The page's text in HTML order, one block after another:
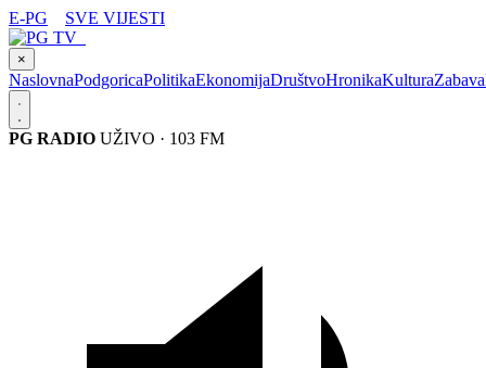
E-PG SVE VIJESTI
×
NaslovnaPodgoricaPolitikaEkonomijaDruštvoHronikaKulturaZabava
PG RADIO UŽIVO · 103 FM